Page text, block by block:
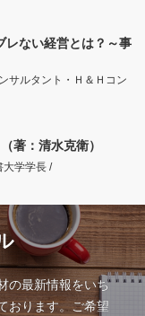
ない経営とは？～事
サルタント・Ｈ＆Ｈコン
著：清水克衛）
大学学長 /
の最新情報をいち
おります。ご希望